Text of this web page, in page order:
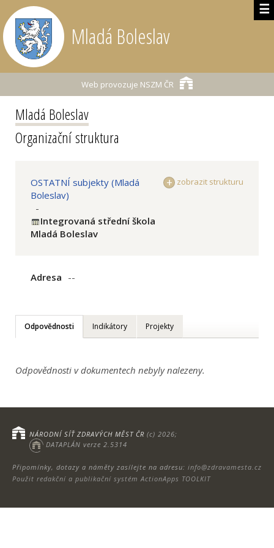
☰
Mladá Boleslav
Web provozuje NSZM ČR
Mladá Boleslav
Organizační struktura
zobrazit strukturu
OSTATNÍ subjekty (Mladá
Boleslav)
-
Integrovaná střední škola
Mladá Boleslav
Adresa --
Odpovědnosti Indikátory Projekty
Odpovědnosti v dokumentech nebyly nalezeny.
Připomínky, dotazy a náměty zasílejte na adresu: info@zdravamesta.cz
Použit redakční a publikační systém ActionApps TOOLKIT
NÁRODNÍ SÍŤ ZDRAVÝCH MĚST ČR (c) 2026;
DATAPLÁN verze 2.5314